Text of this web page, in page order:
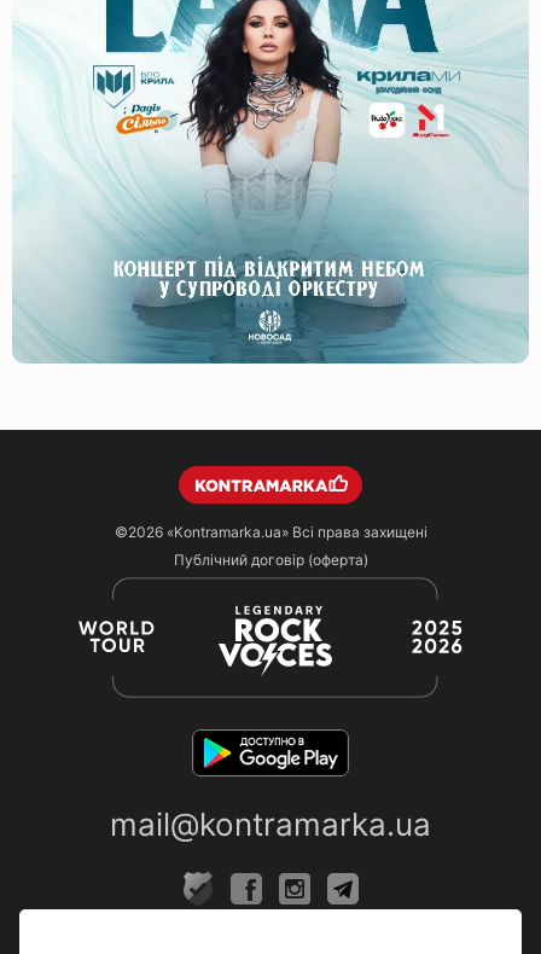
©2026 «Kontramarka.ua»Всі права захищені
Публічний договір (оферта)
mail@kontramarka.ua